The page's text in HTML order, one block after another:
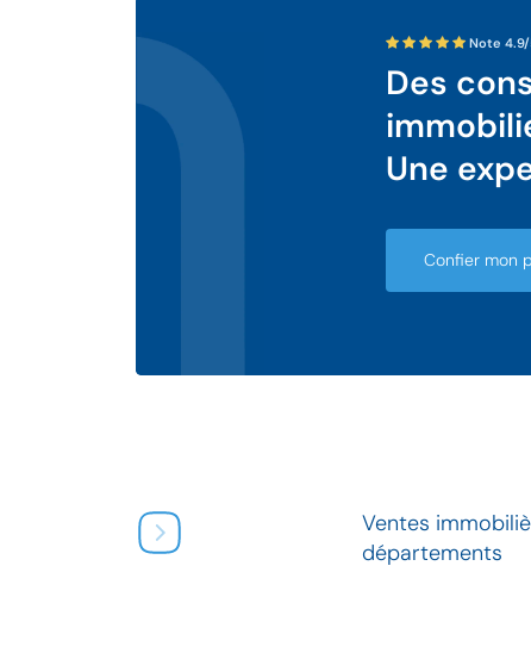
Note
Des
Une
Confier mon
Ventes
départements